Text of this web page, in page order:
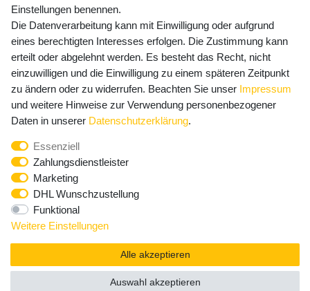
Newsletter Anmeldung - Keine Angebote
mehr verpassen!
E-MAIL **
Newsletter
Honig
Hiermit bestätige ich, dass ich dieDaten­schutz­erklärung
widerrufen.**
Abonnieren
** Hierbei handelt es sich um ein Pflichtfeld.
Einstellungen benennen.
Die Datenverarbeitung kann mit Einwilligung oder aufgrund
eines berechtigten Interesses erfolgen. Die Zustimmung kann
erteilt oder abgelehnt werden. Es besteht das Recht, nicht
einzuwilligen und die Einwilligung zu einem späteren Zeitpunkt
zu ändern oder zu widerrufen. Beachten Sie unser Impressum
und weitere Hinweise zur Verwendung personenbezogener
Daten in unserer Daten­schutz­erklärung.
Essenziell
Zahlungsdienstleister
Marketing
DHL Wunschzustellung
Funktional
Weitere Einstellungen
Alle akzeptieren
Auswahl akzeptieren